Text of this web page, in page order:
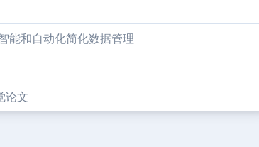
能和自动化简化数据管理
论文